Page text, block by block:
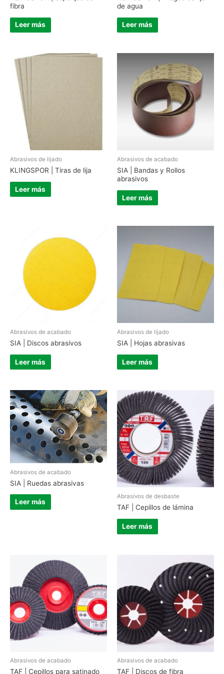
fibra
Leer más
de agua
Leer más
Abrasivos de lijado
KLINGSPOR | Tiras de lija
Leer más
Abrasivos de acabado
SIA | Bandas y Rollos
abrasivos
Leer más
Abrasivos de acabado
SIA | Discos abrasivos
Leer más
Abrasivos de lijado
SIA | Hojas abrasivas
Leer más
Abrasivos de acabado
SIA | Ruedas abrasivas
Leer más
Abrasivos de desbaste
TAF | Cepillos de lámina
Leer más
Abrasivos de acabado
TAF | Cepillos para satinado
Abrasivos de acabado
TAF | Discos de fibra